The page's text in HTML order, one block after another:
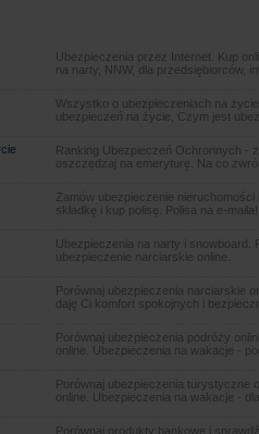
Ubezpieczenia przez Internet. Kup
na narty, NNW, dla przedsiębiorców,
Wszystko o ubezpieczeniach na
ubezpieczeń na życie, Czym jest
Ranking Ubezpieczeń Ochronnych -
oszczędzaj na emeryturę. Na co
Zamów ubezpieczenie nieruchomości
składkę i kup polisę. Polisa na e-maila!
Ubezpieczenia na narty i snowboard.
ubezpieczenie narciarskie online.
Porównaj ubezpieczenia narciarskie
daję Ci komfort spokojnych i
Porównaj ubezpieczenia podróży
online. Ubezpieczenia na wakacje -
Porównaj ubezpieczenia turystyczne
online. Ubezpieczenia na wakacje -
Porównaj produkty bankowe i